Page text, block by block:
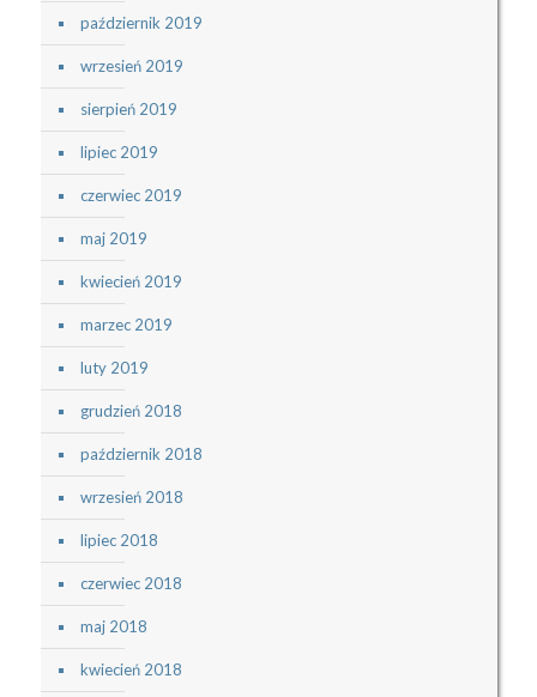
październik 2019
wrzesień 2019
sierpień 2019
lipiec 2019
czerwiec 2019
maj 2019
kwiecień 2019
marzec 2019
luty 2019
grudzień 2018
październik 2018
wrzesień 2018
lipiec 2018
czerwiec 2018
maj 2018
kwiecień 2018